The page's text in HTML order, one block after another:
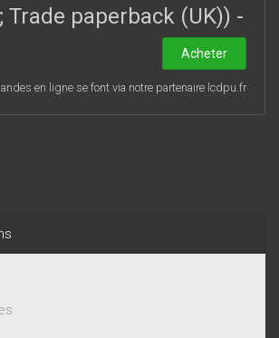
Trade paperback (UK)) -
Acheter
en ligne se font via notre partenaire lcdpu.fr